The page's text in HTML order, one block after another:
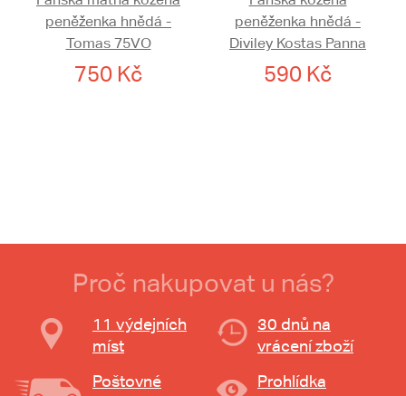
peněženka hnědá -
Tomas 75VO
750 Kč
peněženka hnědá -
Diviley Kostas Panna
590 Kč
Proč nakupovat u nás?
11 výdejních
míst
30 dnů na
vrácení zboží
Poštovné
Prohlídka